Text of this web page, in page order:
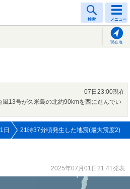
検索 メニュー
現在地
07日23:00現在
風13号が久米島の北約90kmを西に進んでい
日 21時37分頃発生した地震(最大震度2)
2025年07月01日21:41発表